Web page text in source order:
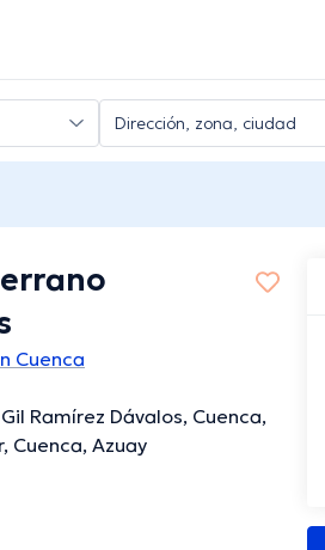
Cuenca
Ramírez Dávalos, Cuenca,
Cuenca, Azuay